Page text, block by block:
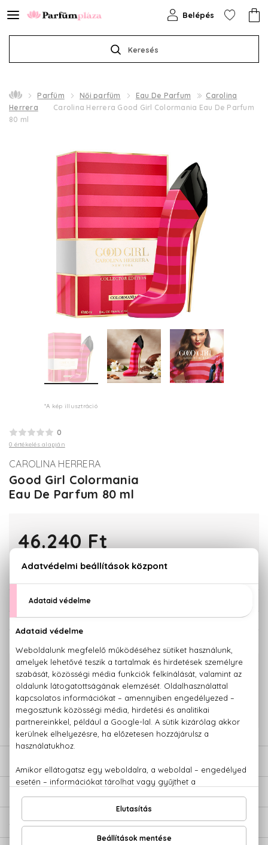
Keresés
Belépés
Parfüm Női parfüm Eau De Parfum
Carolina
Herrera
Carolina Herrera Good Girl Colormania Eau De Parfum
80 ml
*A kép illusztráció
0
0 értékelés alapján
CAROLINA HERRERA
Good Girl Colormania
Eau De Parfum 80 ml
46.240 Ft
KOSÁRBA TESZEM
Törzsvásárlóknak csak:
100% eredeti termékek, 14 napos visszaküldési garanciával
Kérdésed van, elakadtál? Hívd ügyfélszolgálatunkat:+36 20
779 1926
SZÁLLÍTÁS